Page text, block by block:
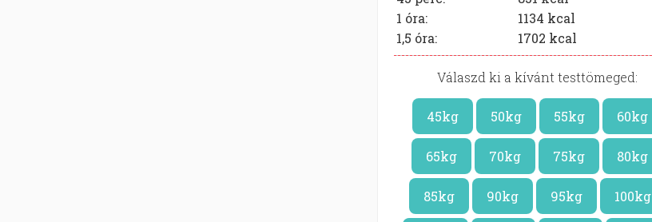
1 óra:
1134 kcal
1,5 óra:
1702 kcal
Válaszd ki a kívánt testtömeged:
45kg 50kg 55kg 60kg
65kg 70kg 75kg 80kg
85kg 90kg 95kg 100kg